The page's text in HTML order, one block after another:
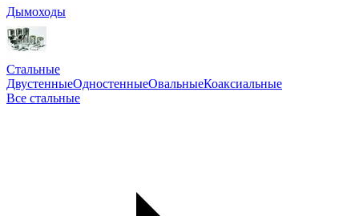
Дымоходы
Стальные
ДвустенныеОдностенныеОвальныеКоаксиальные
Все стальные